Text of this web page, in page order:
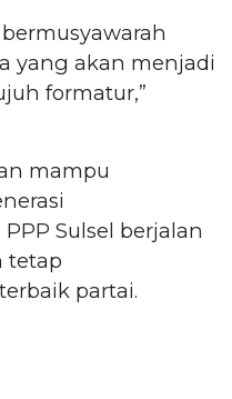
yang akan menjadi
formatur,”
mampu
Sulsel berjalan
tetap
partai.